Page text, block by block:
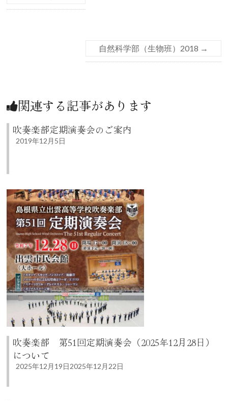
自然科学部（生物班）2018 →
関連する記事があります
吹奏楽部定期演奏会のご案内
2019年12月5日
吹奏楽部 第51回定期演奏会（2025年12月28日）
について
2025年12月19日2025年12月22日